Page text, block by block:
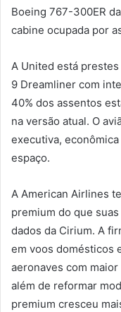
Boeing 767-300ER
cabine ocupada por
A United está
9 Dreamliner com
40% dos assentos
na versão atual. O
executiva,
espaço.
A American Airlines
premium do que
dados da Cirium. A
em voos domésticos
aeronaves com
além de reformar
premium cresceu